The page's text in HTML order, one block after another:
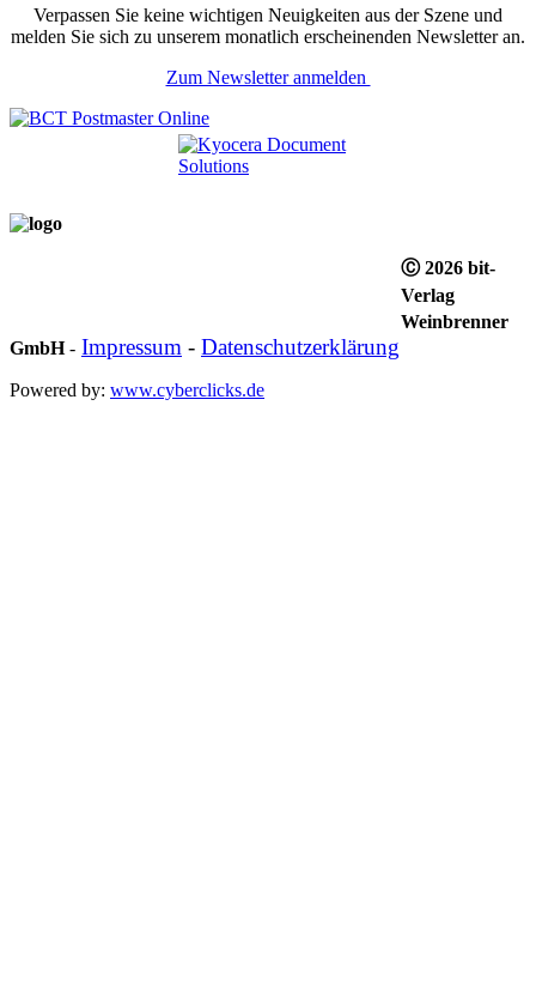
Verpassen Sie keine wichtigen Neuigkeiten aus der Szene und
melden Sie sich zu unserem monatlich erscheinenden Newsletter an.
Zum Newsletter anmelden
Ⓒ 2026 bit-
Verlag
Weinbrenner
GmbH- Impressum - Datenschutzerklärung
Powered by: www.cyberclicks.de